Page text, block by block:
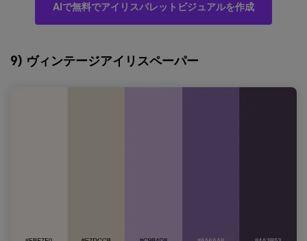
AIで無料でアイリスパレットビジュアルを作成
9) ヴィンテージアイリスペーパー